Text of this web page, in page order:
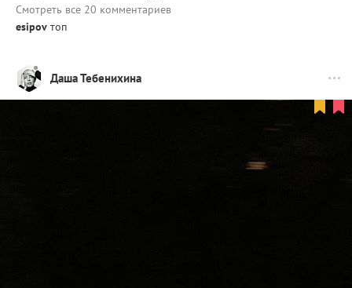
Смотреть все 20 комментариев
esipov топ
Даша Тебенихина